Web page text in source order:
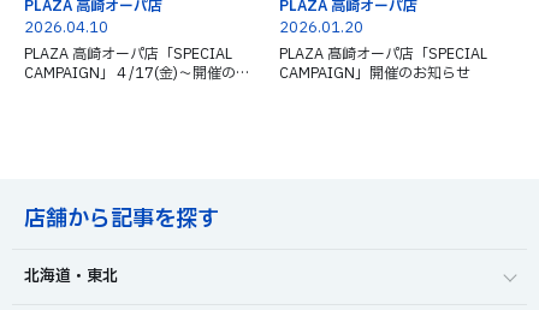
PLAZA 高崎オーパ店
2026.04.10
PLAZA 高崎オーパ店「SPECIAL
CAMPAIGN」４/17(金)～開催のお
PLAZA 高崎オーパ店
2026.01.20
PLAZA 髙崎オーパ店「SPECIAL
CAMPAIGN」開催のお知らせ
店舗から記事を探す
北海道・東北